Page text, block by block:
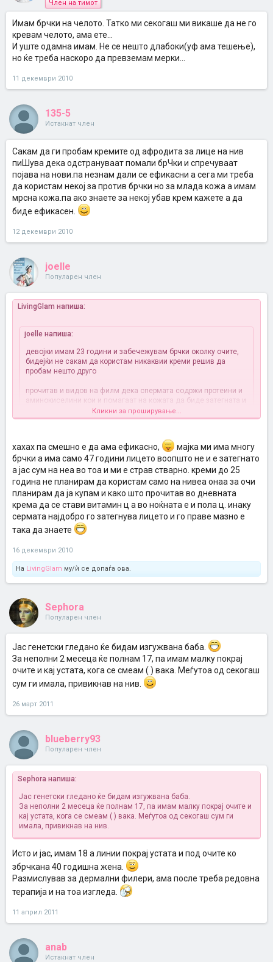
Член на тимот
Имам брчки на челото. Татко ми секогаш ми викаше да не го
кревам челото, ама ете...
И уште одамна имам. Не се нешто длабоки(уф ама тешење),
но ќе треба наскоро да превземам мерки...
11 декември 2010
135-5
Истакнат член
Сакам да ги пробам кремите од афродита за лице на нив
пиШува дека одстрануваат помали брЧки и спречуваат
појава на нови.па незнам дали се ефикасни а сега ми треба
да користам некој за против брчки но за млада кожа а имам
мрсна кожа.па ако знаете за некој убав крем кажете а да
биде ефикасен.
12 декември 2010
joelle
Популарен член
LivingGlam напиша:
joelle напиша:
девојки имам 23 години и забечежувам брчки околку очите,
бидејќи не сакам да користам никаквии креми решив да
пробам нешто друго
прочитав и видов на филм дека спермата содржи протеини и
аминокиселини кои и помагаат на кожата да биде затегната и
да го спречи појавувањето на брчките.
ова беше тема пробав и јас и од кога сврши срцето, ја
намачкав на лицеи резултатите навистина беа супер, ама не
ја повторив пак бидејќи заборавив но од денес ќе се трудам
секој ден да ја нанесувам па ќе ви кажам резултати
е сега ако имате други информации за ова споделете мн ме
интересира ако не па пробајте па ќе делиме искуство
Кликни за проширување...
Жоел ме изнасмеа
Што нема една жена да направи за убавина
Инаку, и јас имам слушнато позитивни искуства за Anew кремите.
Поефтина варијанта е кремата од козјо млеко од Beauty Shop,
познавам неколку жени кои ја користат и се презадоволни.
Кликни за проширување...
хахах па смешно е да ама ефикасно,
мајка ми има многу
брчки а има само 47 години лицето воопшто не и е затегнато
а јас сум на неа во тоа и ми е страв стварно. креми до 25
година не планирам да користам само на нивеа онаа за очи
планирам да ја купам и како што прочитав во дневната
крема да се стави витамин ц а во ноќната е и пола ц. инаку
сермата најдобро го затегнува лицето и го праве мазно е
така да знаете
16 декември 2010
На LivingGlam му/ѝ се допаѓа ова.
Sephora
Популарен член
Јас генетски гледано ќе бидам изгужвана баба.
За неполни 2 месеца ќе полнам 17, па имам малку покрај
очите и кај устата, кога се смеам ( ) вака. Меѓутоа од секогаш
сум ги имала, привикнав на нив.
26 март 2011
blueberry93
Популарен член
Sephora напиша:
Јас генетски гледано ќе бидам изгужвана баба.
За неполни 2 месеца ќе полнам 17, па имам малку покрај очите и
кај устата, кога се смеам ( ) вака. Меѓутоа од секогаш сум ги
имала, привикнав на нив.
Исто и јас, имам 18 а линии покрај устата и под очите ко
збрчкана 40 годишна жена.
Размислував за дермални филери, ама после треба редовна
терапија и на тоа изгледа.
11 април 2011
anab
Истакнат член